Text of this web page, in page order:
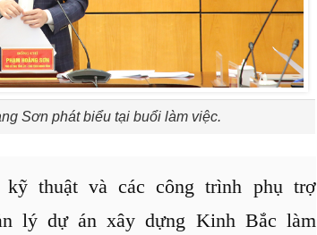
Sơn phát biểu tại buổi làm việc.
thuật và các công trình phụ trợ
lý dự án xây dựng Kinh Bắc làm